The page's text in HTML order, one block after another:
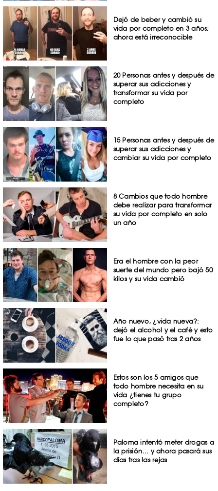
Dejó de beber y cambió su
vida por completo en 3 años;
ahora está irreconocible
20 Personas antes y después de
superar sus adicciones y
transformar su vida por
completo
15 Personas antes y después de
superar sus adicciones y
cambiar su vida por completo
8 Cambios que todo hombre
debe realizar para transformar
su vida por completo en solo
un año
Era el hombre con la peor
suerte del mundo pero bajó 50
kilos y su vida cambió
Año nuevo, ¿vida nueva?:
dejó el alcohol y el café y esto
fue lo que pasó tras 2 años
Estos son los 5 amigos que
todo hombre necesita en su
vida ¿tienes tu grupo
completo?
Paloma intentó meter drogas a
la prisión… y ahora pasará sus
días tras las rejas